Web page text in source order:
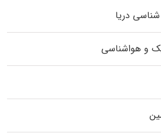
دریا
و هواشناسی